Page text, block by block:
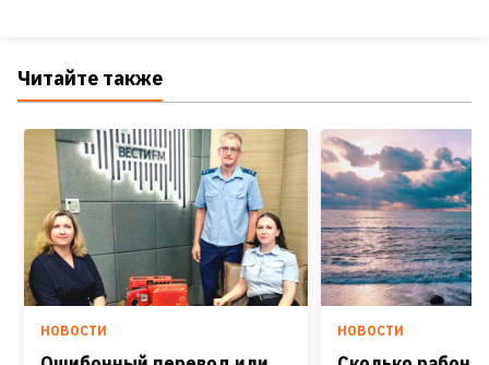
Читайте также
НОВОСТИ НОВОСТИ